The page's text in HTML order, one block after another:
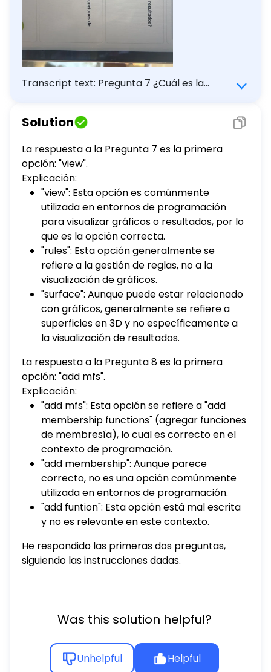
Transcript text: Pregunta 7 ¿Cuál es la
para visualizar la gráfica de resultados? view
rules surface Pregunta 8 ¿Cuál es la opción
permite agregar las funciones de
membresía? add mfs add membership add
funtion
Solution
La respuesta a la Pregunta 7 es la primera
opción: "view".
Explicación:
"view": Esta opción es comúnmente
utilizada en entornos de programación
para visualizar gráficos o resultados, por lo
que es la opción correcta.
"rules": Esta opción generalmente se
refiere a la gestión de reglas, no a la
visualización de gráficos.
"surface": Aunque puede estar relacionado
con gráficos, generalmente se refiere a
superficies en 3D y no específicamente a
la visualización de resultados.
La respuesta a la Pregunta 8 es la primera
opción: "add mfs".
Explicación:
"add mfs": Esta opción se refiere a "add
membership functions" (agregar funciones
de membresía), lo cual es correcto en el
contexto de programación.
"add membership": Aunque parece
correcto, no es una opción comúnmente
utilizada en entornos de programación.
"add funtion": Esta opción está mal escrita
y no es relevante en este contexto.
He respondido las primeras dos preguntas,
siguiendo las instrucciones dadas.
Was this solution helpful?
Unhelpful Helpful